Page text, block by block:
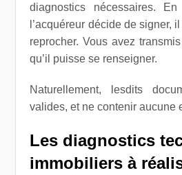
diagnostics nécessaires.
l’acquéreur décide de signer,
reprocher. Vous avez
qu’il puisse se renseigner.
Naturellement, lesdits
valides, et ne contenir aucune
Les diagnostics
immobiliers à